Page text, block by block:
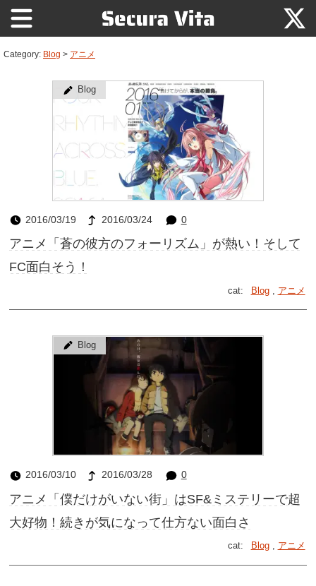
Category: Blog > アニメ
Blog
2016/03/19 2016/03/24 0
アニメ「蒼の彼方のフォーリズム」が熱い！そして
FC面白そう！
cat: Blog, アニメ
Blog
2016/03/10 2016/03/28 0
アニメ「僕だけがいない街」はSF&ミステリーで超
大好物！続きが気になって仕方ない面白さ
cat: Blog, アニメ